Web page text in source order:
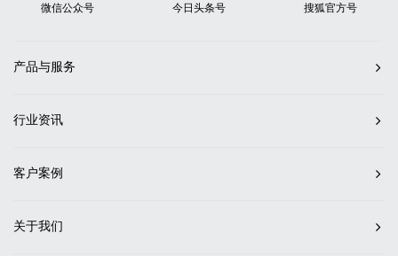
微信公众号 今日头条号 搜狐官方号
产品与服务
行业资讯
客户案例
关于我们